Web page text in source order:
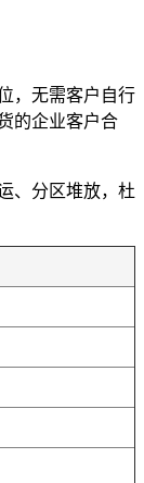
，无需客户自行
的企业客户合
、分区堆放，杜